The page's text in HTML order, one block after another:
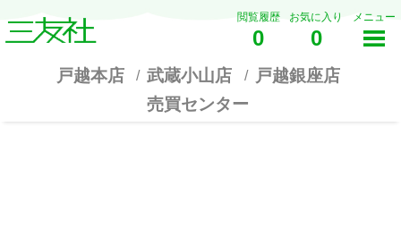
閲覧履歴
0
お気に入り
0
メニュー
戸越本店 武蔵小山店
戸越銀座店
売買センター